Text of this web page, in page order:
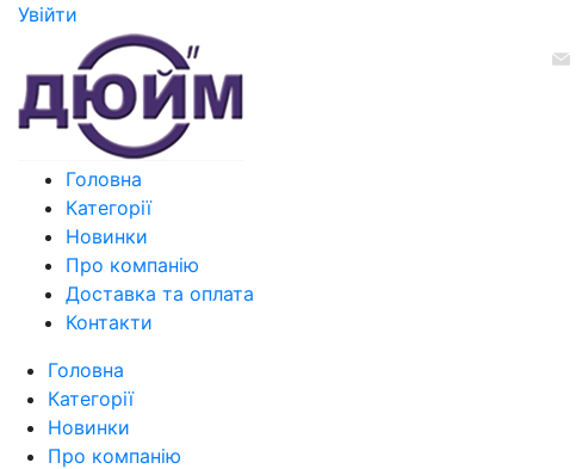
Увiйти
Головна
Категорії
Новинки
Про компанію
Доставка та оплата
Контакти
Головна
Категорії
Новинки
Про компанію